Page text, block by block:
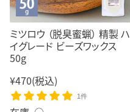
ミツロウ （脱臭蜜蝋） 精製 ハ
イグレード ビーズワックス
50g
¥470(税込)
1件